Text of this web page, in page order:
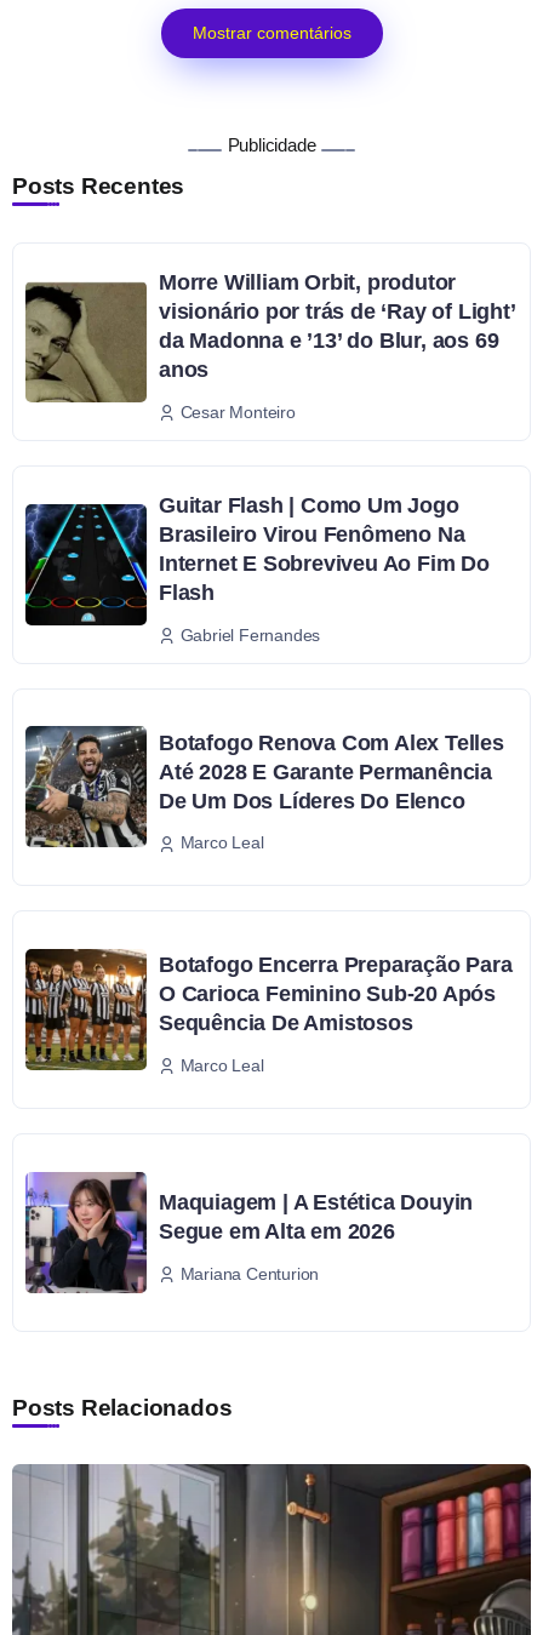
Mostrar comentários
Publicidade
Posts Recentes
Morre William Orbit, produtor
visionário por trás de ‘Ray of Light’
da Madonna e ’13’ do Blur, aos 69
anos
Cesar Monteiro
Guitar Flash | Como Um Jogo
Brasileiro Virou Fenômeno Na
Internet E Sobreviveu Ao Fim Do
Flash
Gabriel Fernandes
Botafogo Renova Com Alex Telles
Até 2028 E Garante Permanência
De Um Dos Líderes Do Elenco
Marco Leal
Botafogo Encerra Preparação Para
O Carioca Feminino Sub-20 Após
Sequência De Amistosos
Marco Leal
Maquiagem | A Estética Douyin
Segue em Alta em 2026
Mariana Centurion
Posts Relacionados